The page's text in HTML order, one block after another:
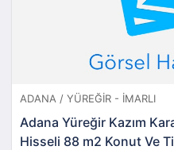
ADANA / YÜREĞIR - İMARLI
Adana Yüreğir Kazım
Hisseli 88 m2 Konut Ve